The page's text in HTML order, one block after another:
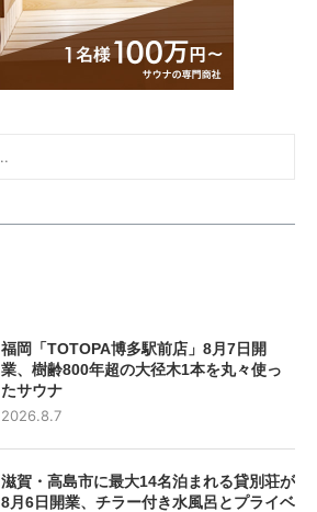
福岡「TOTOPA博多駅前店」8月7日開
業、樹齢800年超の大径木1本を丸々使っ
たサウナ
2026.8.7
滋賀・高島市に最大14名泊まれる貸別荘が
8月6日開業、チラー付き水風呂とプライベ